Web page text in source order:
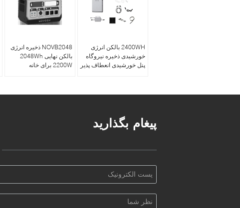
NOVB2048 ذخیره انرژی
بالکن نهایی 2048Wh
2200W برای خانه
2400WH بالکن انرژی
خورشیدی ذخیره نیروگاه
پنل خورشیدی انعطاف پذیر
پیغام بگذارید